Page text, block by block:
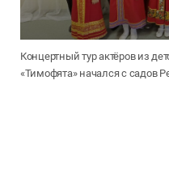
Концертный тур актёров из
«Тимофята» начался с садов